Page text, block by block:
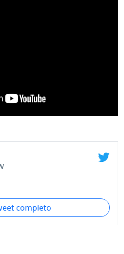
completo